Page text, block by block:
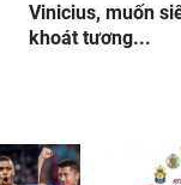
Vinicius, muốn
khoát tương...